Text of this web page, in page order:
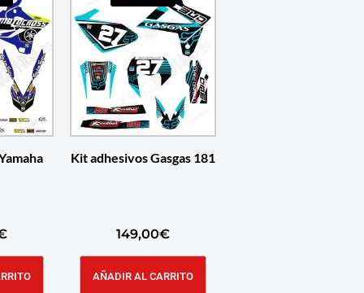
Kit adhesivos Gasgas 181
149,00€
AÑADIR AL CARRITO